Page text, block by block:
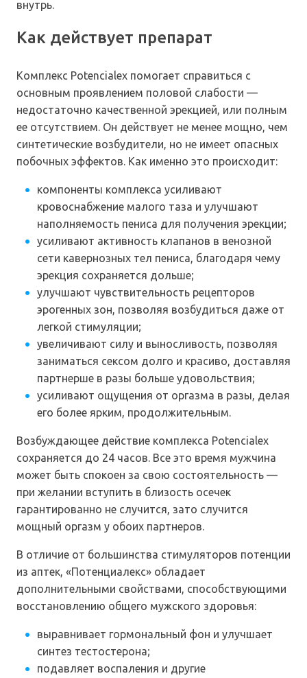
внутрь.
Как действует препарат
Комплекс Potencialex помогает справиться с
основным проявлением половой слабости —
недостаточно качественной эрекцией, или полным
ее отсутствием. Он действует не менее мощно, чем
синтетические возбудители, но не имеет опасных
побочных эффектов. Как именно это происходит:
компоненты комплекса усиливают
кровоснабжение малого таза и улучшают
наполняемость пениса для получения эрекции;
усиливают активность клапанов в венозной
сети кавернозных тел пениса, благодаря чему
эрекция сохраняется дольше;
улучшают чувствительность рецепторов
эрогенных зон, позволяя возбудиться даже от
легкой стимуляции;
увеличивают силу и выносливость, позволяя
заниматься сексом долго и красиво, доставляя
партнерше в разы больше удовольствия;
усиливают ощущения от оргазма в разы, делая
его более ярким, продолжительным.
Возбуждающее действие комплекса Potencialex
сохраняется до 24 часов. Все это время мужчина
может быть спокоен за свою состоятельность —
при желании вступить в близость осечек
гарантированно не случится, зато случится
мощный оргазм у обоих партнеров.
В отличие от большинства стимуляторов потенции
из аптек, «Потенциалекс» обладает
дополнительными свойствами, способствующими
восстановлению общего мужского здоровья:
выравнивает гормональный фон и улучшает
синтез тестостерона;
подавляет воспаления и другие